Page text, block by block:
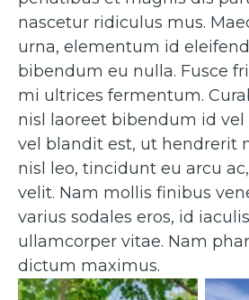
nascetur ridiculus mus.
urna, elementum id
bibendum eu nulla. Fusce
mi ultrices fermentum.
nisl laoreet bibendum id vel
vel blandit est, ut hendrerit
nisl leo, tincidunt eu arcu
velit. Nam mollis finibus
varius sodales eros, id
ullamcorper vitae. Nam
dictum maximus.